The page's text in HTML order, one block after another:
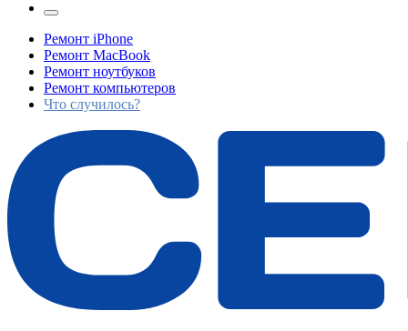
Ремонт iPhone
Ремонт MacBook
Ремонт ноутбуков
Ремонт компьютеров
Что случилось?